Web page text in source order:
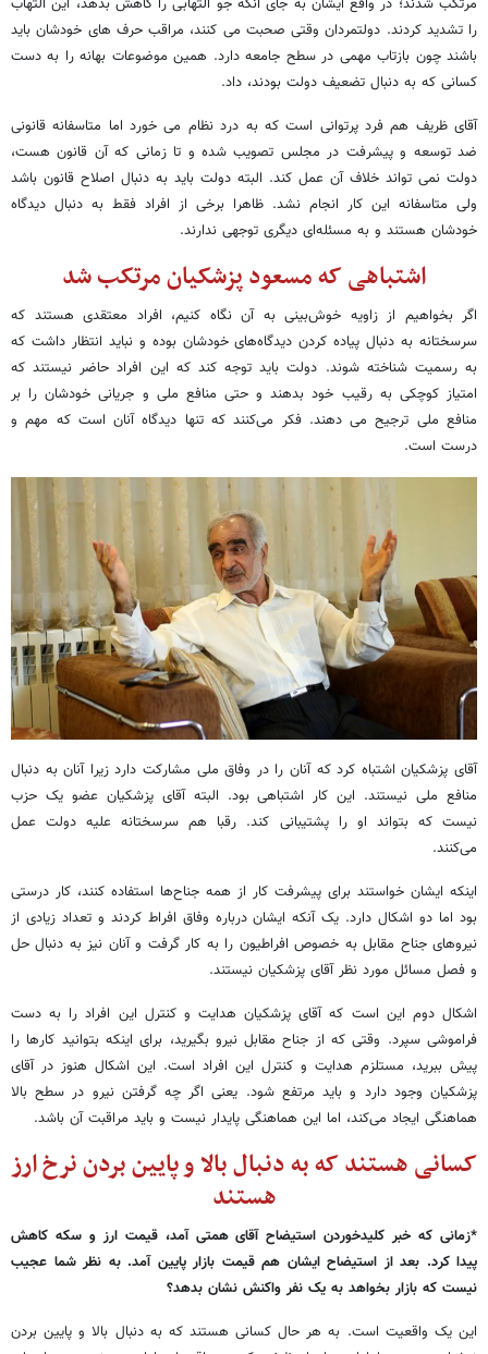
را تشدید کردند. دولتمردان وقتی صحبت می کنند، مراقب حرف های خودشان باید
باشند چون بازتاب مهمی در سطح جامعه دارد. همین موضوعات بهانه را به دست
کسانی که به دنبال تضعیف دولت بودند، داد.
آقای ظریف هم فرد پرتوانی است که به درد نظام می خورد اما متاسفانه قانونی
ضد توسعه و پیشرفت در مجلس تصویب شده و تا زمانی که آن قانون هست،
دولت نمی تواند خلاف آن عمل کند. البته دولت باید به دنبال اصلاح قانون باشد
ولی متاسفانه این کار انجام نشد. ظاهرا برخی از افراد فقط به دنبال دیدگاه
خودشان هستند و به مسئله‌ای دیگری توجهی ندارند.
اشتباهی که مسعود پزشکیان مرتکب شد
اگر بخواهیم از زاویه خوش‌بینی به آن نگاه کنیم، افراد معتقدی هستند که
سرسختانه به دنبال پیاده کردن دیدگاه‌های خودشان بوده و نباید انتظار داشت که
به رسمیت شناخته شوند. دولت باید توجه کند که این افراد حاضر نیستند که
امتیاز کوچکی به رقیب خود بدهند و حتی منافع ملی و جریانی خودشان را بر
منافع ملی ترجیح می دهند. فکر می‌کنند که تنها دیدگاه آنان است که مهم و
درست است.
آقای پزشکیان اشتباه کرد که آنان را در وفاق ملی مشارکت دارد زیرا آنان به دنبال
منافع ملی نیستند. این کار اشتباهی بود. البته آقای پزشکیان عضو یک حزب
نیست که بتواند او را پشتیبانی کند. رقبا هم سرسختانه علیه دولت عمل
می‌کنند.
اینکه ایشان خواستند برای پیشرفت کار از همه جناح‌ها استفاده کنند، کار درستی
بود اما دو اشکال دارد. یک آنکه ایشان درباره وفاق افراط کردند و تعداد زیادی از
نیروهای جناح مقابل به خصوص افراطیون را به کار گرفت و آنان نیز به دنبال حل
و فصل مسائل مورد نظر آقای پزشکیان نیستند.
اشکال دوم این است که آقای پزشکیان هدایت و کنترل این افراد را به دست
فراموشی سپرد. وقتی که از جناح مقابل نیرو بگیرید، برای اینکه بتوانید کارها را
پیش ببرید، مستلزم هدایت و کنترل این افراد است. این اشکال هنوز در آقای
پزشکیان وجود دارد و باید مرتفع شود. یعنی اگر چه گرفتن نیرو در سطح بالا
هماهنگی ایجاد می‌کند، اما این هماهنگی پایدار نیست و باید مراقبت آن باشد.
کسانی هستند که به دنبال بالا و پایین بردن نرخ ارز
هستند
*زمانی که خبر کلیدخوردن استیضاح آقای همتی آمد، قیمت ارز و سکه کاهش
پیدا کرد. بعد از استیضاح ایشان هم قیمت بازار پایین آمد. به نظر شما عجیب
نیست که بازار بخواهد به یک نفر واکنش نشان بدهد؟
این یک واقعیت است. به هر حال کسانی هستند که به دنبال بالا و پایین بردن